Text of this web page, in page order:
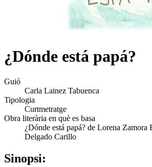
¿Dónde está papá?
Guió
Carla Lainez Tabuenca
Tipologia
Curtmetratge
Obra literària en què es basa
¿Dónde está papá? de Lorena Zamora
Delgado Carillo
Sinopsi: